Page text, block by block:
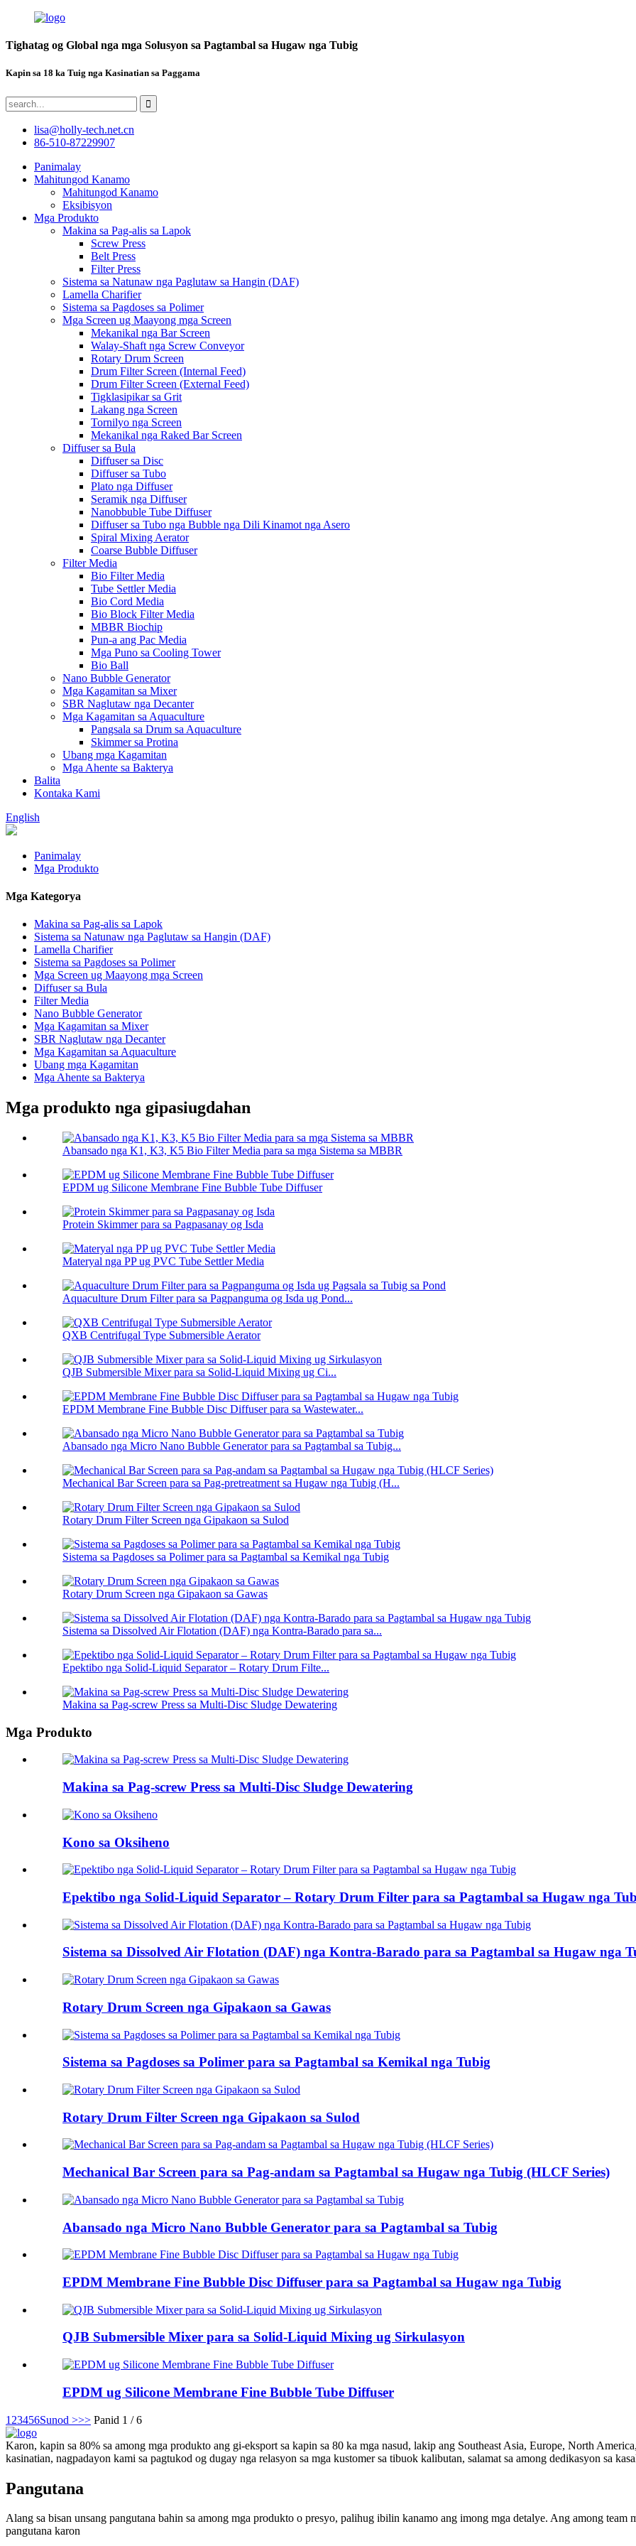
Tighatag og Global nga mga Solusyon sa Pagtambal sa Hugaw nga Tubig
Kapin sa 18 ka Tuig nga Kasinatian sa Paggama
lisa@holly-tech.net.cn
86-510-87229907
Panimalay
Mahitungod Kanamo
Mahitungod Kanamo
Eksibisyon
Mga Produkto
Makina sa Pag-alis sa Lapok
Screw Press
Belt Press
Filter Press
Sistema sa Natunaw nga Paglutaw sa Hangin (DAF)
Lamella Charifier
Sistema sa Pagdoses sa Polimer
Mga Screen ug Maayong mga Screen
Mekanikal nga Bar Screen
Walay-Shaft nga Screw Conveyor
Rotary Drum Screen
Drum Filter Screen (Internal Feed)
Drum Filter Screen (External Feed)
Tigklasipikar sa Grit
Lakang nga Screen
Tornilyo nga Screen
Mekanikal nga Raked Bar Screen
Diffuser sa Bula
Diffuser sa Disc
Diffuser sa Tubo
Plato nga Diffuser
Seramik nga Diffuser
Nanobbuble Tube Diffuser
Diffuser sa Tubo nga Bubble nga Dili Kinamot nga Asero
Spiral Mixing Aerator
Coarse Bubble Diffuser
Filter Media
Bio Filter Media
Tube Settler Media
Bio Cord Media
Bio Block Filter Media
MBBR Biochip
Pun-a ang Pac Media
Mga Puno sa Cooling Tower
Bio Ball
Nano Bubble Generator
Mga Kagamitan sa Mixer
SBR Naglutaw nga Decanter
Mga Kagamitan sa Aquaculture
Pangsala sa Drum sa Aquaculture
Skimmer sa Protina
Ubang mga Kagamitan
Mga Ahente sa Bakterya
Balita
Kontaka Kami
English
Panimalay
Mga Produkto
Mga Kategorya
Makina sa Pag-alis sa Lapok
Sistema sa Natunaw nga Paglutaw sa Hangin (DAF)
Lamella Charifier
Sistema sa Pagdoses sa Polimer
Mga Screen ug Maayong mga Screen
Diffuser sa Bula
Filter Media
Nano Bubble Generator
Mga Kagamitan sa Mixer
SBR Naglutaw nga Decanter
Mga Kagamitan sa Aquaculture
Ubang mga Kagamitan
Mga Ahente sa Bakterya
Mga produkto nga gipasiugdahan
Abansado nga K1, K3, K5 Bio Filter Media para sa mga Sistema sa MBBR
EPDM ug Silicone Membrane Fine Bubble Tube Diffuser
Protein Skimmer para sa Pagpasanay og Isda
Materyal nga PP ug PVC Tube Settler Media
Aquaculture Drum Filter para sa Pagpanguma og Isda ug Pond...
QXB Centrifugal Type Submersible Aerator
QJB Submersible Mixer para sa Solid-Liquid Mixing ug Ci...
EPDM Membrane Fine Bubble Disc Diffuser para sa Wastewater...
Abansado nga Micro Nano Bubble Generator para sa Pagtambal sa Tubig...
Mechanical Bar Screen para sa Pag-pretreatment sa Hugaw nga Tubig (H...
Rotary Drum Filter Screen nga Gipakaon sa Sulod
Sistema sa Pagdoses sa Polimer para sa Pagtambal sa Kemikal nga Tubig
Rotary Drum Screen nga Gipakaon sa Gawas
Sistema sa Dissolved Air Flotation (DAF) nga Kontra-Barado para sa...
Epektibo nga Solid-Liquid Separator – Rotary Drum Filte...
Makina sa Pag-screw Press sa Multi-Disc Sludge Dewatering
Mga Produkto
Makina sa Pag-screw Press sa Multi-Disc Sludge Dewatering
Kono sa Oksiheno
Epektibo nga Solid-Liquid Separator – Rotary Drum Filter para sa Pagtambal sa Hugaw nga
Sistema sa Dissolved Air Flotation (DAF) nga Kontra-Barado para sa Pagtambal sa Hugaw nga
Rotary Drum Screen nga Gipakaon sa Gawas
Sistema sa Pagdoses sa Polimer para sa Pagtambal sa Kemikal nga Tubig
Rotary Drum Filter Screen nga Gipakaon sa Sulod
Mechanical Bar Screen para sa Pag-andam sa Pagtambal sa Hugaw nga Tubig (HLCF Series)
Abansado nga Micro Nano Bubble Generator para sa Pagtambal sa Tubig
EPDM Membrane Fine Bubble Disc Diffuser para sa Pagtambal sa Hugaw nga Tubig
QJB Submersible Mixer para sa Solid-Liquid Mixing ug Sirkulasyon
EPDM ug Silicone Membrane Fine Bubble Tube Diffuser
1 23456Sunod >>> Panid 1 / 6
Karon, kapin sa 80% sa among mga produkto ang gi-eksport sa kapin sa 80 ka mga nasud, lakip ang Southeast Asia, Europe, North
kasinatian, nagpadayon kami sa pagtukod og dugay nga relasyon sa mga kustomer sa tibuok kalibutan, salamat sa among dedikasyon sa
Pangutana
Alang sa bisan unsang pangutana bahin sa among mga produkto o presyo, palihug ibilin kanamo ang imong mga detalye. Ang among team
pangutana karon